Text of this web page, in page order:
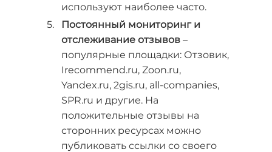
используют наиболее часто.
Постоянный мониторинг и
отслеживание отзывов –
популярные площадки: Отзовик,
Irecommend.ru, Zoon.ru,
Yandex.ru, 2gis.ru, all-companies,
SPR.ru и другие. На
положительные отзывы на
сторонних ресурсах можно
публиковать ссылки со своего